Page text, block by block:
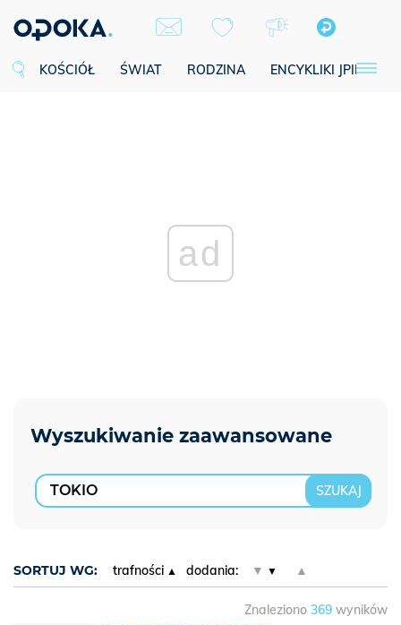
KOŚCIÓŁ ŚWIAT RODZINA ENCYKLIKI JPII
ad
SORTUJ WG: trafności dodania: ▼ ▲
Znaleziono 369 wyników